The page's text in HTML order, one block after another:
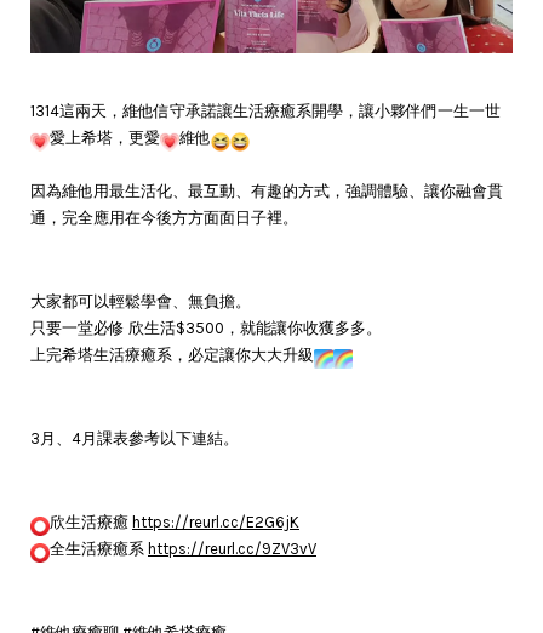
1314這兩天，維他信守承諾讓生活療癒系開學，讓小夥伴們一生一世
愛上希塔，更愛
維他
因為維他用最生活化、最互動、有趣的方式，強調體驗、讓你融會貫
通，完全應用在今後方方面面日子裡。
大家都可以輕鬆學會、無負擔。
只要一堂必修 欣生活$3500，就能讓你收獲多多。
上完希塔生活療癒系，必定讓你大大升級
3月、4月課表參考以下連結。
欣生活療癒 https://reurl.cc/E2G6jK
全生活療癒系 https://reurl.cc/9ZV3vV